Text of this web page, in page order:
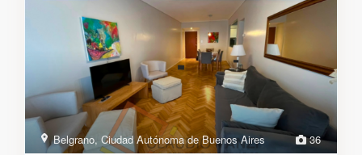
36
Belgrano,Ciudad Autónoma de Buenos Aires